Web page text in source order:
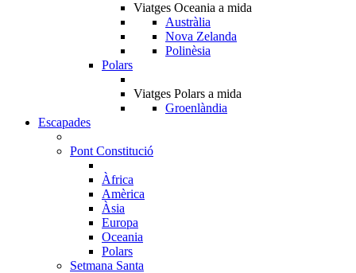
Viatges Oceania a mida
Austràlia
Nova Zelanda
Polinèsia
Polars
Viatges Polars a mida
Groenlàndia
Escapades
Pont Constitució
Àfrica
Amèrica
Àsia
Europa
Oceania
Polars
Setmana Santa